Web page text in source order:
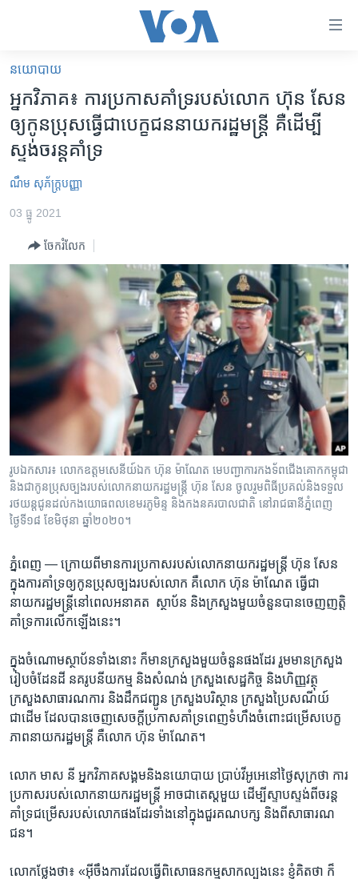
គេហទំព័រ​
ទាក់ទង
រំលង​
និង​
ចូល​
ទំព័រ​
ព័ត៌មាន​​
រំលង​
និង​
ចូល​
សម្ព័ន្ធ​
និង​
ចូល​
ទៅ​
កាន់​
ទំព័រ​
ស្វែង​
អន្តរជាតិ
អាមេរិក
កម្ពុជាច្នៃប្រតិដ្ឋ
ព្រឹត្តិការណ៍ព័ត៌មាន
ទូរទស្សន៍ / វីដេអូ​
វិទ្យុ / ផតខាសថ៍
Khmer English
ភាសា
នយោបាយ
អ្នកវិភាគ៖ ការប្រកាស​គាំទ្រ​របស់​លោក ហ៊ុន សែន
ឲ្យ​កូន​ប្រុស​ធ្វើ​ជា​បេក្ខជន​នាយក​រដ្ឋមន្រ្តី គឺ​ដើម្បី​
ស្ទង់​ចរន្ត​គាំទ្រ
ណឹម សុភ័ក្រ្តបញ្ញា
03 ធ្នូ 2021
ចែករំលែក
រូបឯកសារ៖ លោក​ឧត្តម​សេនីយ៍​ឯក ហ៊ុន ម៉ាណែត​ មេ​បញ្ជាការ​កង​ទ័ព​ជើង​គោក​កម្ពុជា​
និងជាកូនប្រុសច្បងរបស់លោកនាយករដ្ឋមន្ត្រី ហ៊ុន សែន ចូលរួមពិធីប្រគល់និងទទួល
រថយន្តជូនដល់កងយោធពលខេមរភូមិន្ទ និងកងនគរបាលជាតិ នៅរាជធានីភ្នំពេញ
ថ្ងៃទី១៨ ខែមិថុនា ឆ្នាំ២០២០។
ភ្នំពេញ — ក្រោយ​ពី​មាន​ការ​ប្រកាស​របស់​លោក​នាយក​រដ្ឋមន្រ្តី ​ហ៊ុន សែន ​
ក្នុង​ការ​គាំទ្រ​ឲ្យ​កូន​ប្រុស​ច្បង​របស់​លោក ​គឺ​លោក ​ហ៊ុន ម៉ាណែត ​ធ្វើ​ជា​
នាយក​រដ្ឋមន្រ្តី​នៅ​ពេល​អនាគត ​ ស្ថាប័ន​ និង​ក្រសួង​មួយ​ចំនួន​បាន​ចេញ​ញត្តិ​
គាំទ្រ​ការ​លើក​ឡើង​នេះ។​
ក្នុង​ចំណោម​ស្ថាប័ន​ទាំង​នោះ ​ក៏​មាន​ក្រសួង​មួយ​ចំនួន​ផង​ដែរ ​រួម​មាន​ក្រសួង​
រៀបចំ​ដែនដី​ នគរូបនីយ​កម្ម ​និង​សំណង់ ​ក្រសួង​សេដ្ឋកិច្ច ​និង​ហិញ្ញវត្ថុ ​
ក្រសួង​សាធារណការ ​និង​ដឹក​ជញ្ជូន ​ក្រសួង​បរិស្ថាន​ ក្រសួង​ប្រៃសណីយ៍​
ជាដើម​ ដែល​បាន​ចេញ​សេចក្តី​ប្រកាស​គាំទ្រ​ពេញ​ទំហឹង​ចំពោះ​ជម្រើស​បេក្ខ
ភាព​នាយក​រដ្ឋមន្រ្តី ​គឺ​លោក ​ហ៊ុន ម៉ាណែត។​
លោក ​មាស នី​ អ្នក​វិភាគ​សង្គម​និង​នយោបាយ ​ប្រាប់​វីអូអេ​នៅ​ថ្ងៃ​សុក្រ​ថា​ ការ​
ប្រកាស​របស់​លោក​នាយក​រដ្ឋមន្រ្តី ​អាច​ជា​តេស្ត​មួយ ​ដើម្បី​ស្ទាប​ស្ទង់​ពី​ចរន្ត​
គាំទ្រ​ជម្រើស​របស់​លោក​ផង​ដែរ​ទាំង​នៅ​ក្នុង​ជួរ​គណ​បក្ស​ និង​ពី​សាធារណ​
ជន។​
លោក​ថ្លែង​ថា៖ ​«អ៊ីចឹង​ការ​ដែល​ធ្វើ​ពិសោធន​កម្ម​សាក​ល្បង​នេះ ​ខ្ញុំ​គិត​ថា​ ក៏​